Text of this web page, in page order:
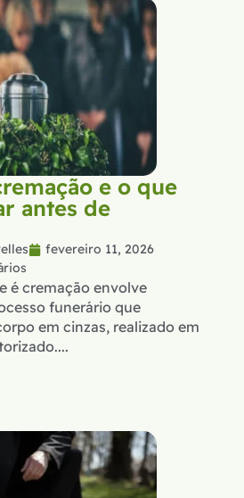
e o que
antes de
fevereiro 11, 2026
é cremação envolve
funerário que
em cinzas, realizado em